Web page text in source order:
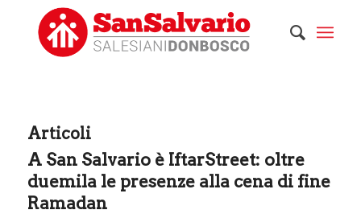
Articoli
A San Salvario è IftarStreet: oltre
duemila le presenze alla cena di fine
Ramadan